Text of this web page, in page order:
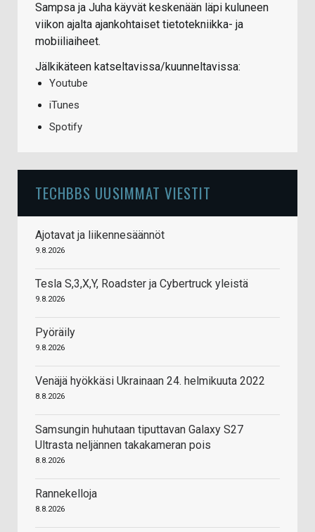
Sampsa ja Juha käyvät keskenään läpi kuluneen
viikon ajalta ajankohtaiset tietotekniikka- ja
mobiiliaiheet.
Jälkikäteen katseltavissa/kuunneltavissa:
Youtube
iTunes
Spotify
TECHBBS UUSIMMAT VIESTIT
Ajotavat ja liikennesäännöt
9.8.2026
Tesla S,3,X,Y, Roadster ja Cybertruck yleistä
9.8.2026
Pyöräily
9.8.2026
Venäjä hyökkäsi Ukrainaan 24. helmikuuta 2022
8.8.2026
Samsungin huhutaan tiputtavan Galaxy S27
Ultrasta neljännen takakameran pois
8.8.2026
Rannekelloja
8.8.2026